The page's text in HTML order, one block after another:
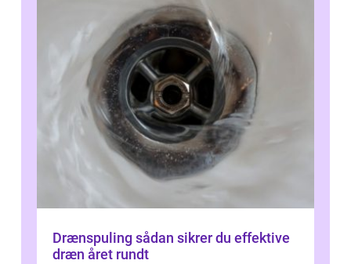
Drænspuling sådan sikrer du effektive
dræn året rundt